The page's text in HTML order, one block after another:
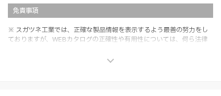
免責事項
※ スガツネ工業では、正確な製品情報を表示するよう最善の努力をし
ておりますが、WEBカタログの正確性や有用性については、何ら法律